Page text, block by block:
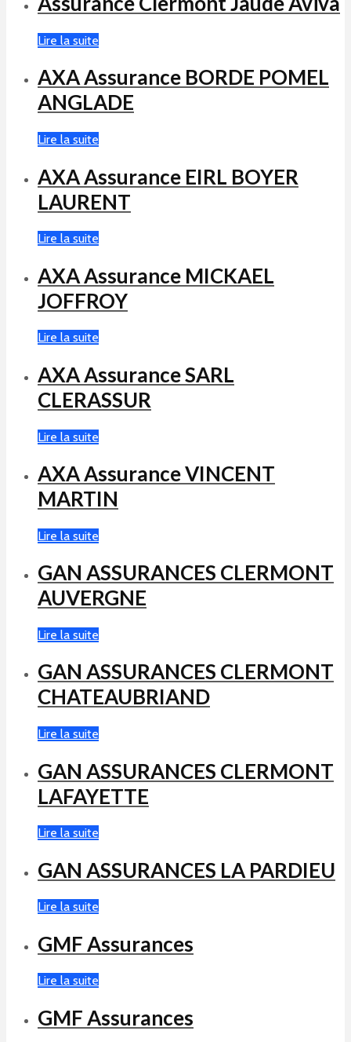
Lire la suite
AXA Assurance BORDE POMEL
ANGLADE
Lire la suite
AXA Assurance EIRL BOYER
LAURENT
Lire la suite
AXA Assurance MICKAEL
JOFFROY
Lire la suite
AXA Assurance SARL
CLERASSUR
Lire la suite
AXA Assurance VINCENT
MARTIN
Lire la suite
GAN ASSURANCES CLERMONT
AUVERGNE
Lire la suite
GAN ASSURANCES CLERMONT
CHATEAUBRIAND
Lire la suite
GAN ASSURANCES CLERMONT
LAFAYETTE
Lire la suite
GAN ASSURANCES LA PARDIEU
Lire la suite
GMF Assurances
Lire la suite
GMF Assurances